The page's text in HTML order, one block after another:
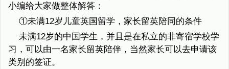
小编给大家做整体解答：
①未满12岁儿童英国留学，家长留英陪同的条件
未满12岁的中国学生，并且是在私立的非寄宿学校学
习，可以由一名家长留英陪伴，当然家长可以去申请该
类别的签证。